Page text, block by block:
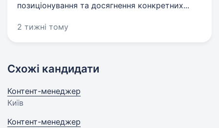
позиціонування та досягнення конкретних...
2 тижні тому
Схожі кандидати
Контент-менеджер
Київ
Контент-менеджер